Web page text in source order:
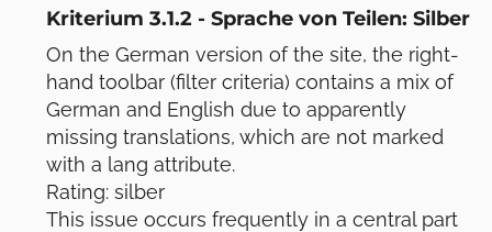
Kriterium 3.1.2 - Sprache von Teilen: Silber
On the German version of the site, the right-
hand toolbar (filter criteria) contains a mix of
German and English due to apparently
missing translations, which are not marked
with a lang attribute.
Rating: silber
This issue occurs frequently in a central part